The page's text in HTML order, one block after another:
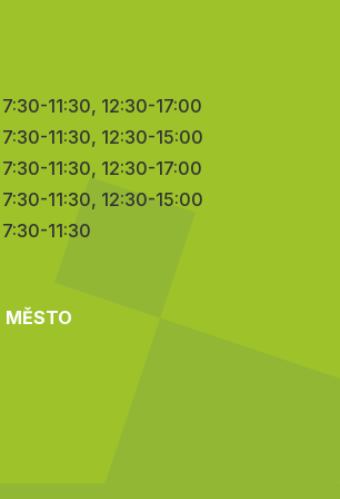
7:30-11:30, 12:30-17:00
7:30-11:30, 12:30-15:00
7:30-11:30, 12:30-17:00
7:30-11:30, 12:30-15:00
7:30-11:30
MĚSTO